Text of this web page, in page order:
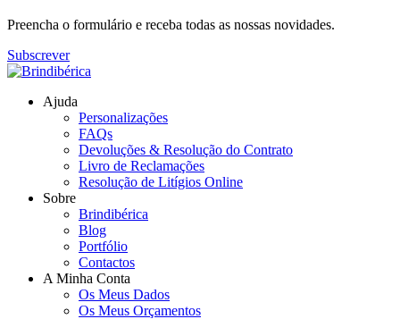
Preencha o formulário e receba todas as nossas novidades.
Subscrever
Ajuda
Personalizações
FAQs
Devoluções & Resolução do Contrato
Livro de Reclamações
Resolução de Litígios Online
Sobre
Brindibérica
Blog
Portfólio
Contactos
A Minha Conta
Os Meus Dados
Os Meus Orçamentos